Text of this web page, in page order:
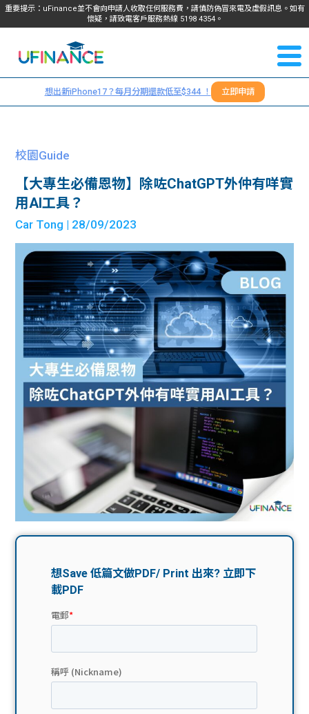
重要提示：uFinance並不會向申請人收取任何服務費，請慎防偽冒來電及虛假訊息。如有
懷疑，請致電客戶服務熱線 5198 4354。
我們
服務
貸款
貸款
計算
機
學生
故事
分享
大學
生學
貸款
資訊
Blog
大專
生筍
工推
搵工
Gui
de
ge
常見
問題
學生
福利
校園
贊助
們
＋
想出新iPhone17？每月分期還款低至$344 ！ 立即申請
校園Guide
【大專生必備恩物】除咗ChatGPT外仲有咩實
用AI工具？
Car Tong | 28/09/2023